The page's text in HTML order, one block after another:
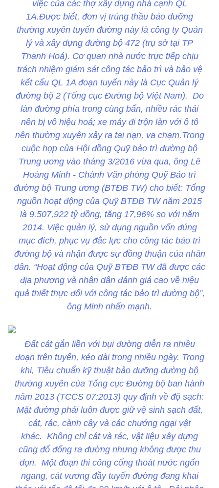
việc của các thợ xây dựng nhà cạnh QL
1A.Được biết, đơn vị trúng thầu bảo dưỡng
thường xuyên tuyến đường này là công ty Quản
lý và xây dựng đường bộ 472 (trụ sở tại TP
Thanh Hoá). Cơ quan nhà nước trực tiếp chịu
trách nhiệm giám sát công tác bảo trì và bảo vệ
kết cấu QL 1A đoạn tuyến này là Cục Quản lý
đường bộ 2 (Tổng cục Đường bộ Việt Nam). Do
làn đường phía trong cùng bẩn, nhiều rác thải
nên bị vô hiệu hoá; xe máy đi trộn làn với ô tô
nên thường xuyên xảy ra tai nạn, va chạm.Trong
cuộc họp của Hội đồng Quỹ bảo trì đường bộ
Trung ương vào tháng 3/2016 vừa qua, ông Lê
Hoàng Minh - Chánh Văn phòng Quỹ Bảo trì
đường bộ Trung ương (BTĐB TW) cho biết: Tổng
nguồn hoạt động của Quỹ BTĐB TW năm 2015
là 9.507,922 tỷ đồng, tăng 17,96% so với năm
2014. Việc quản lý, sử dụng nguồn vốn đúng
mục đích, phục vụ đắc lực cho công tác bảo trì
đường bộ và nhận được sự đồng thuận của nhân
dân. “Hoạt động của Quỹ BTĐB TW đã được các
địa phương và nhân dân đánh giá cao về hiệu
quả thiết thực đối với công tác bảo trì đường bộ”,
ông Minh nhấn mạnh.
Đất cát gắn liền với bụi đường diễn ra nhiều
đoạn trên tuyến, kéo dài trong nhiều ngày. Trong
khi, Tiêu chuẩn kỹ thuật bảo dưỡng đường bộ
thường xuyên của Tổng cục Đường bộ ban hành
năm 2013 (TCCS 07:2013) quy định về độ sạch:
Mặt đường phải luôn được giữ vệ sinh sạch đất,
cát, rác, cành cây và các chướng ngại vật
khác. Không chỉ cát và rác, vật liệu xây dựng
cũng đổ đống ra đường nhưng không được thu
dọn. Một đoạn thi công cống thoát nước ngổn
ngang, cát vương đầy tuyến đường đang khai